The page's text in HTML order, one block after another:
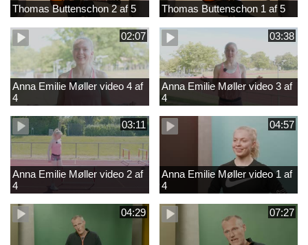
Thomas Buttenschon 2 af 5 Thomas Buttenschon 1 af 5
02:07
Anna Emilie Møller video 4 af
4
03:38
Anna Emilie Møller video 3 af
4
03:11
Anna Emilie Møller video 2 af
4
04:57
Anna Emilie Møller video 1 af
4
04:29 07:27